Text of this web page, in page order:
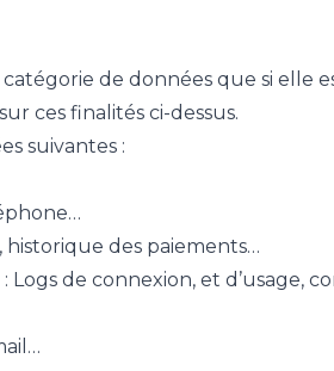
de données que si elle
ces finalités ci-dessus.
suivantes :
historique des paiements…
Logs de connexion, et d’usage,